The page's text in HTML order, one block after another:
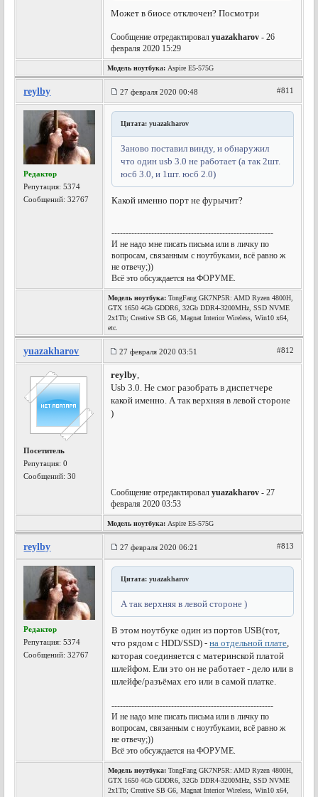
Может в биосе отключен? Посмотри
Сообщение отредактировалyuazakharov - 26
февраля 2020 15:29
Модель ноутбука: Aspire E5-575G
reylby 27 февраля 2020 00:48 #811
Редактор
Репутация:5374
Сообщений: 32767
Цитата: yuazakharov
Заново поставил винду, и обнаружил
что один usb 3.0 не работает (а так 2шт.
юсб 3.0, и 1шт. юсб 2.0)
Какой именно порт не фурычит?
---------------------------------------------------------
И не надо мне писать письма или в личку по
вопросам, связанным с ноутбуками, всё равно ж
не отвечу;))
Всё это обсуждается на ФОРУМЕ.
Модель ноутбука: TongFang GK7NP5R: AMD Ryzen 4800H,
GTX 1650 4Gb GDDR6, 32Gb DDR4-3200MHz, SSD NVME
2x1Tb; Creative SB G6, Magnat Interior Wireless, Win10 x64,
etc.
yuazakharov 27 февраля 2020 03:51 #812
Посетитель
Репутация:0
Сообщений: 30
reylby,
Usb 3.0. Не смог разобрать в диспетчере
какой именно. А так верхняя в левой стороне
)
Сообщение отредактировалyuazakharov - 27
февраля 2020 03:53
Модель ноутбука: Aspire E5-575G
reylby 27 февраля 2020 06:21 #813
Редактор
Репутация:5374
Сообщений: 32767
Цитата: yuazakharov
А так верхняя в левой стороне )
В этом ноутбуке один из портов USB(тот,
что рядом с HDD/SSD) -на отдельной плате,
которая соединяется с материнской платой
шлейфом. Ели это он не работает - дело или в
шлейфе/разъёмах его или в самой платке.
---------------------------------------------------------
И не надо мне писать письма или в личку по
вопросам, связанным с ноутбуками, всё равно ж
не отвечу;))
Всё это обсуждается на ФОРУМЕ.
Модель ноутбука: TongFang GK7NP5R: AMD Ryzen 4800H,
GTX 1650 4Gb GDDR6, 32Gb DDR4-3200MHz, SSD NVME
2x1Tb; Creative SB G6, Magnat Interior Wireless, Win10 x64,